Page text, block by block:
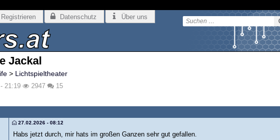
Registrieren Datenschutz Über uns
Jackal
> Lichtspieltheater
21:19 2947 15
27.02.2026 - 08:12
Habs jetzt durch, mir hats im großen Ganzen sehr gut gefallen.